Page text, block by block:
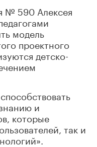
№ 590 Алексея
модель
проектного
детско-
и
которые
так и